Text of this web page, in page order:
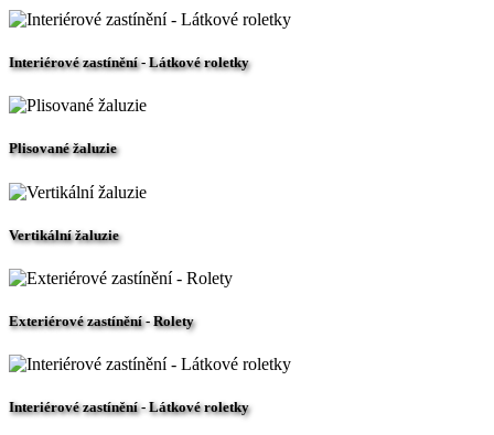
Interiérové zastínění - Látkové roletky
Plisované žaluzie
Vertikální žaluzie
Exteriérové zastínění - Rolety
Interiérové zastínění - Látkové roletky